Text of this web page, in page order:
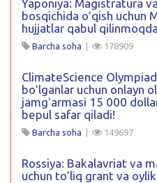
Yaponiya: Magistratura
bosqichida oʻqish uchun
hujjatlar qabul
Barcha soha | 178909
ClimateScience
boʻlganlar uchun onlayn
jamgʻarmasi 15 000
bepul safar qiladi!
Barcha soha | 149697
Rossiya: Bakalavriat va
uchun to’liq grant va